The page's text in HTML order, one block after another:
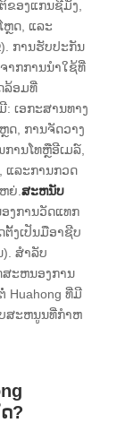
ຂອງແກນຊີມັງ,
ຫຼດ, ແລະ
ການຮັບປະກັນ
າກການນໍາໃຊ້ທີ່
ລ້ອມທີ່
: ເອກະສານທາງ
ດ, ການຈັດວາງ
ານໂທຫຼືອີເມລ໌,
ແລະການກວດ
ຍ່.ສະຫນັບ
ງການວັດແທກ
ງເປັນມືອາຊີບ
ສໍາລັບ
ສະຫນອງການ
Huahong ທີ່ມີ
ສະຫນູນທີ່ກໍາຫ
?